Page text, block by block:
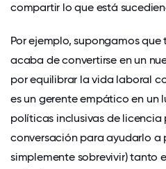
compartir lo que está
Por ejemplo, supongamos
acaba de convertirse en un
por equilibrar la vida laboral
es un gerente empático en un
políticas inclusivas de licencia
conversación para ayudarlo a
simplemente sobrevivir) tanto